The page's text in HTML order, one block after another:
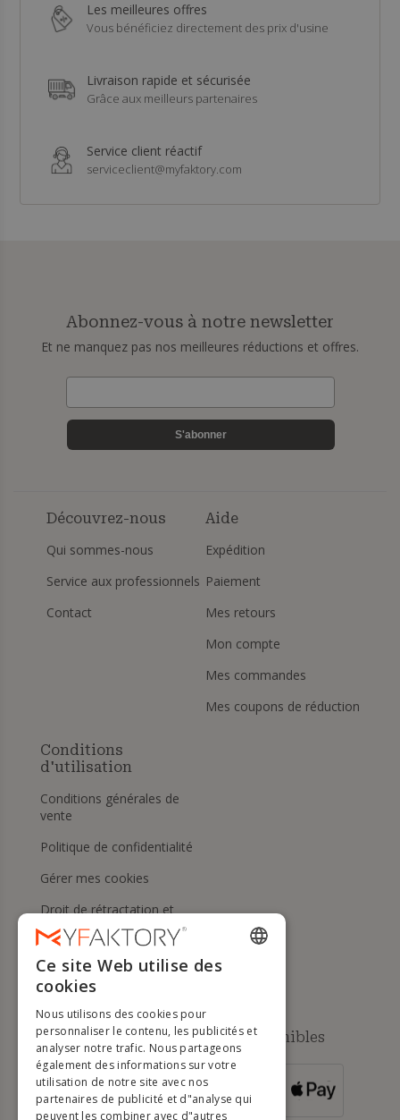
Les meilleures offres
Vous bénéficiez directement des prix d'usine
Livraison rapide et sécurisée
Grâce aux meilleurs partenaires
Service client réactif
serviceclient@myfaktory.com
Abonnez-vous à notre newsletter
Et ne manquez pas nos meilleures réductions et offres.
S'abonner
Découvrez-nous
Qui sommes-nous
Service aux professionnels
Contact
Aide
Expédition
Paiement
Mes retours
Mon compte
Mes commandes
Mes coupons de réduction
Conditions
d'utilisation
Conditions générales de
vente
Politique de confidentialité
Gérer mes cookies
Droit de rétractation et
retours
Aide
Méthodes de paiement disponibles
POUR LES
COMMANDES
SUPÉRIEURES À
ENGLISH
DUTCH
GERMAN
Ce site Web utilise des
cookies
Nous utilisons des cookies pour
personnaliser le contenu, les publicités et
analyser notre trafic. Nous partageons
également des informations sur votre
utilisation de notre site avec nos
partenaires de publicité et d"analyse qui
peuvent les combiner avec d"autres